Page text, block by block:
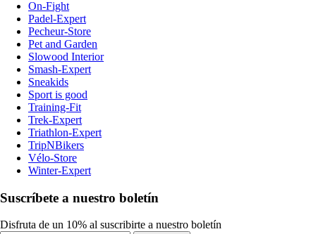
On-Fight
Padel-Expert
Pecheur-Store
Pet and Garden
Slowood Interior
Smash-Expert
Sneakids
Sport is good
Training-Fit
Trek-Expert
Triathlon-Expert
TripNBikers
Vélo-Store
Winter-Expert
Suscríbete a nuestro boletín
Disfruta de un 10% al suscribirte a nuestro boletín